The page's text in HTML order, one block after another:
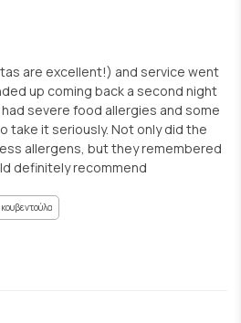
are excellent!) and service went
up coming back a second night
severe food allergies and some
take it seriously. Not only did the
allergens, but they remembered
definitely recommend